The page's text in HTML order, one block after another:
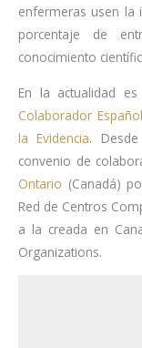
enfermeras usen la
porcentaje de
conocimiento
En la actualidad
Colaborador
la Evidencia.
convenio de
Ontario (Canadá)
Red de Centros
a la creada en
Organizations.